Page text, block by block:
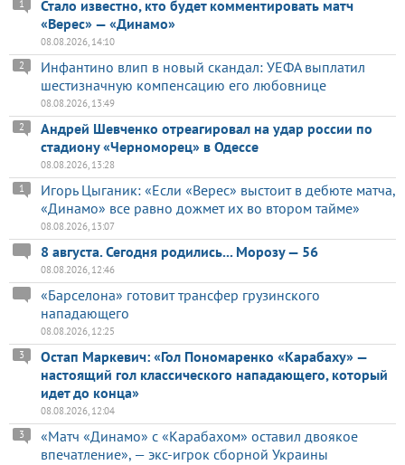
Стало известно, кто будет комментировать матч
«Верес» — «Динамо»
1
08.08.2026, 14:10
Инфантино влип в новый скандал: УЕФА выплатил
шестизначную компенсацию его любовнице
2
08.08.2026, 13:49
Андрей Шевченко отреагировал на удар россии по
стадиону «Черноморец» в Одессе
2
08.08.2026, 13:28
Игорь Цыганик: «Если «Верес» выстоит в дебюте матча,
«Динамо» все равно дожмет их во втором тайме»
1
08.08.2026, 13:07
8 августа. Сегодня родились... Морозу — 56
08.08.2026, 12:46
«Барселона» готовит трансфер грузинского
нападающего
08.08.2026, 12:25
Остап Маркевич: «Гол Пономаренко «Карабаху» —
настоящий гол классического нападающего, который
идет до конца»
3
08.08.2026, 12:04
«Матч «Динамо» с «Карабахом» оставил двоякое
впечатление», — экс-игрок сборной Украины
3